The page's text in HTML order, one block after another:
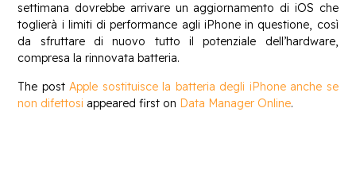
settimana dovrebbe arrivare un aggiornamento di iOS che
toglierà i limiti di performance agli iPhone in questione, così
da sfruttare di nuovo tutto il potenziale dell’hardware,
compresa la rinnovata batteria.
The postApple sostituisce la batteria degli iPhone anche se
non difettosi appeared first on Data Manager Online.